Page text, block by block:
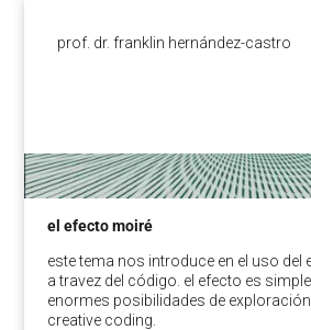
prof. dr. franklin hernández-castro
el efecto moiré
este tema nos introduce en el uso
a travez del código. el efecto es
enormes posibilidades de
creative coding.